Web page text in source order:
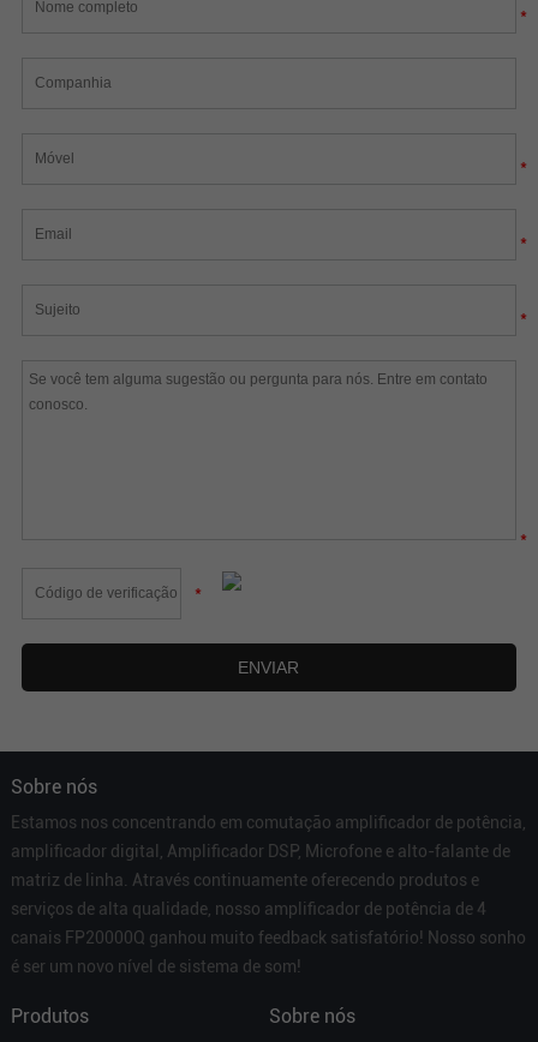
*
*
*
*
*
*
Sobre nós
Estamos nos concentrando em comutação amplificador de potência,
amplificador digital, Amplificador DSP, Microfone e alto-falante de
matriz de linha. Através continuamente oferecendo produtos e
serviços de alta qualidade, nosso amplificador de potência de 4
canais FP20000Q ganhou muito feedback satisfatório! Nosso sonho
é ser um novo nível de sistema de som!
Produtos Sobre nós